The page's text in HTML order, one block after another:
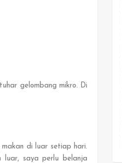
gelombang mikro. Di
makan di luar setiap hari.
luar, saya perlu belanja